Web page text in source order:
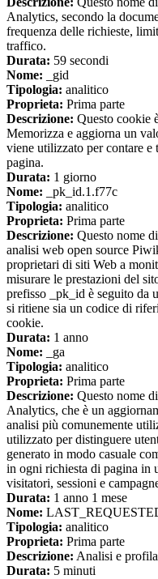
Analytics, secondo la
frequenza delle richieste,
traffico.
Durata: 59 secondi
Nome: _gid
Tipologia: analitico
Proprieta: Prima parte
Descrizione: Questo cookie
Memorizza e aggiorna un
viene utilizzato per contare
pagina.
Durata: 1 giorno
Nome: _pk_id.1.f77c
Tipologia: analitico
Proprieta: Prima parte
Descrizione: Questo nome
analisi web open source
proprietari di siti Web a
misurare le prestazioni del
prefisso _pk_id è seguito da
si ritiene sia un codice di
cookie.
Durata: 1 anno
Nome: _ga
Tipologia: analitico
Proprieta: Prima parte
Descrizione: Questo nome
Analytics, che è un
analisi più comunemente
utilizzato per distinguere
generato in modo casuale
in ogni richiesta di pagina in
visitatori, sessioni e
Durata: 1 anno 1 mese
Nome:
Tipologia: analitico
Proprieta: Prima parte
Descrizione: Analisi e
Durata: 5 minuti